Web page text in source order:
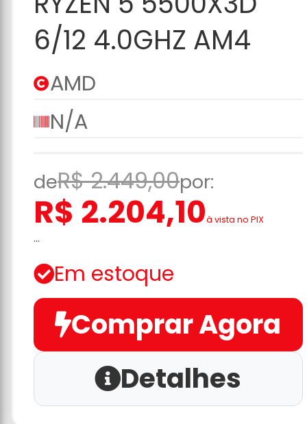
6/12 4.0GHZ AM4
AMD
N/A
deR$ 2.449,00por:
R$ 2.204,10à vista no PIX
...
Em estoque
Comprar Agora
Detalhes